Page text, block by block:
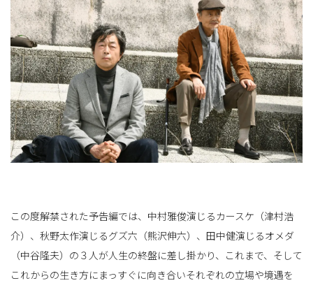
この度解禁された予告編では、中村雅俊演じるカースケ（津村浩
介）、秋野太作演じるグズ六（熊沢伸六）、田中健演じるオメダ
（中谷隆夫）の３人が人生の終盤に差し掛かり、これまで、そして
これからの生き方にまっすぐに向き合いそれぞれの立場や境遇を